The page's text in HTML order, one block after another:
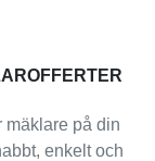
mäklare på din
enkelt och